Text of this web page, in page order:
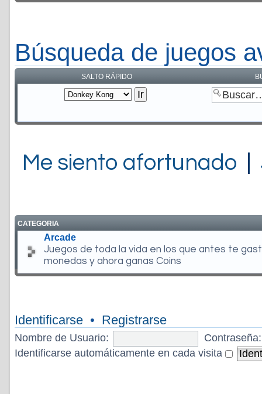
Búsqueda de juegos
SALTO RÁPIDO
Me siento afortunado
CATEGORIA
Arcade
Juegos de toda la vida en los que antes te
monedas y ahora ganas Coins
Identificarse • Registrarse
Nombre de Usuario:
Contraseña:
Identificarse automáticamente en cada visita